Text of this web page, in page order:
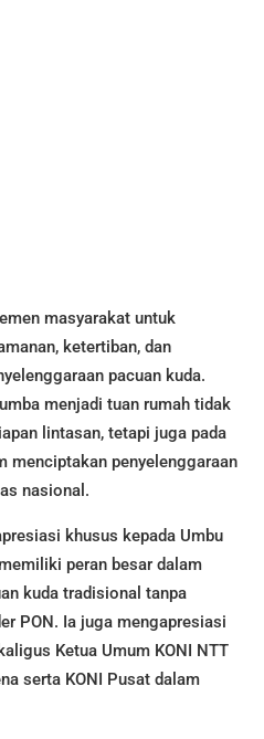
masyarakat untuk
ketertiban, dan
pacuan kuda.
menjadi tuan rumah tidak
lintasan, tetapi juga pada
menciptakan penyelenggaraan
nasional.
khusus kepada Umbu
peran besar dalam
kuda tradisional tanpa
PON. Ia juga mengapresiasi
Ketua Umum KONI NTT
serta KONI Pusat dalam